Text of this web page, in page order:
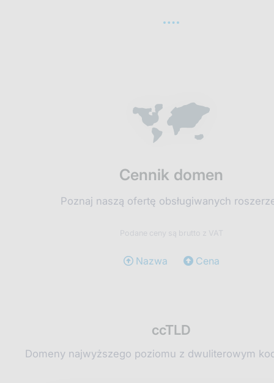
Cennik domen
Poznaj naszą ofertę obsługiwanych
Podane ceny są brutto z VAT
Nazwa Cena
ccTLD
Domeny najwyższego poziomu z dwuliterowym